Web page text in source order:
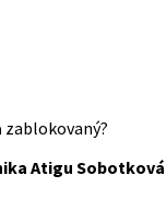
zablokovaný?
Atigu Sobotková